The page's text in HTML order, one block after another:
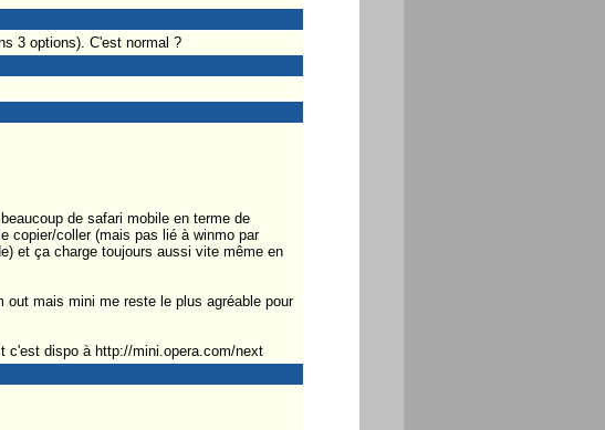
3 options). C'est normal ?
de safari mobile en terme de
copier/coller (mais pas lié à winmo par
et ça charge toujours aussi vite même en
out mais mini me reste le plus agréable pour
c'est dispo à http://mini.opera.com/next